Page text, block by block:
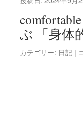
ぶ 「身体
カテゴリー: 日記 |